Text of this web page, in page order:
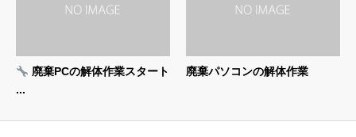
廃棄PCの解体作業スタート
...
廃棄パソコンの解体作業